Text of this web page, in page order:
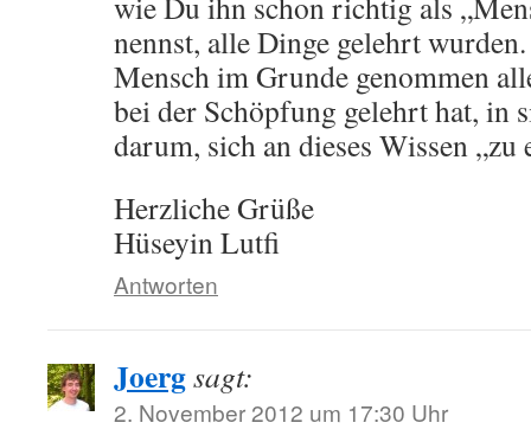
nennst, alle Dinge gelehrt
Mensch im Grunde genommen
bei der Schöpfung gelehrt hat, in
darum, sich an dieses Wissen „zu
Herzliche Grüße
Hüseyin Lutfi
Antworten
Joergsagt:
2. November 2012 um 17:30 Uhr